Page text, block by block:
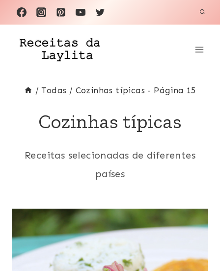
Pular
para
/ Todas / Cozinhas típicas - Página 15
Cozinhas típicas
Receitas selecionadas de diferentes
países